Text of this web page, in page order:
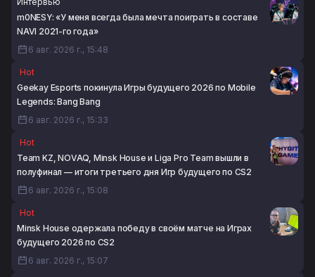
6 авг. 2026 г., 14:09
компендиуме The International 2026
6 авг. 2026 г., 13:49
m0NESY: «У меня всегда была мечта поиграть в составе
NAVI 2021-го года»
6 авг. 2026 г., 15:48
Hot
Geekay Esports покинула Игры будущего 2026 по Mobile
Legends: Bang Bang
6 авг. 2026 г., 15:33
Hot
Team KZ, NOVAQ, Minsk House и Liga Pro Team вышли в
полуфинал — итоги третьего дня Игр будущего по CS2
6 авг. 2026 г., 15:08
Hot
Minsk House одержала победу в своём матче на Играх
будущего 2026 по CS2
6 авг. 2026 г., 15:07